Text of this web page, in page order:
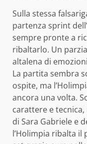
Sulla stessa
partenza sprint
sempre pronte a
ribaltarlo. Un
altalena di
La partita sembra
ospite, ma
ancora una volta.
carattere e tecnica,
di Sara Gabriele e
l’Holimpia ribalta il